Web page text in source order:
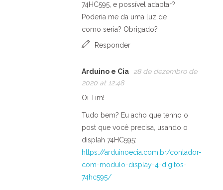
74HC595, e possível adaptar?
Poderia me da uma luz de
como seria? Obrigado?
Responder
Arduino e Cia
28 de dezembro de
2020 at 12:48
Oi Tim!
Tudo bem? Eu acho que tenho o
post que você precisa, usando o
displah 74HC595:
https://arduinoecia.com.br/contador-
com-modulo-display-4-digitos-
74hc595/